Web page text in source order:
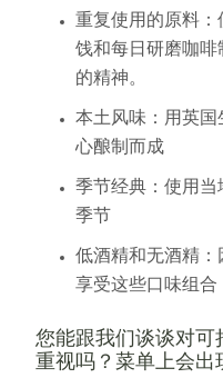
重复使用的原料
饯和每日研磨咖
的精神。
本土风味：用英
心酿制而成
季节经典：使用
季节
低酒精和无酒精
享受这些口味组合
您能跟我们谈谈对可
重视吗？菜单上会出